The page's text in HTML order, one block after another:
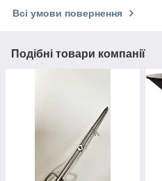
Всі умови повернення
Подібні товари компанії